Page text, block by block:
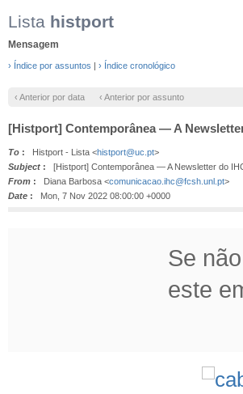
Lista histport
Mensagem
› Índice por assuntos | › Índice cronológico
‹ Anterior por data ‹ Anterior por assunto
[Histport] Contemporânea — A
To : Histport - Lista <histport@uc.pt>
Subject : [Histport] Contemporânea — A Newsletter do
From : Diana Barbosa <comunicacao.ihc@fcsh.unl.pt>
Date : Mon, 7 Nov 2022 08:00:00 +0000
Se
este